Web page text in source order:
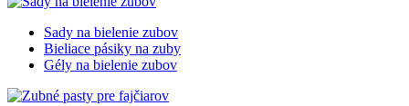
Sady na bielenie zubov
Bieliace pásiky na zuby
Gély na bielenie zubov